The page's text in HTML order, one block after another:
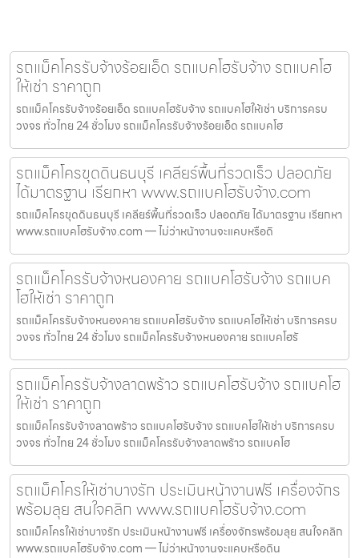
รถแม็คโครรับจ้างร้อยเอ็ด รถแบคโฮรับจ้าง รถแบคโฮ
ให้เช่า ราคาถูก
รถแม็คโครรับจ้างร้อยเอ็ด รถแบคโฮรับจ้าง รถแบคโฮให้เช่า บริการครบ
วงจร ทั่วไทย 24 ชั่วโมง รถแม็คโครรับจ้างร้อยเอ็ด รถแบคโฮ
รถแม็คโครขุดดินธนบุรี เคลียร์พื้นที่รวดเร็ว ปลอดภัย
ได้มาตรฐาน เรียกหา www.รถแบคโฮรับจ้าง.com
รถแม็คโครขุดดินธนบุรี เคลียร์พื้นที่รวดเร็ว ปลอดภัย ได้มาตรฐาน เรียกหา
www.รถแบคโฮรับจ้าง.com — ไม่ว่าหน้างานจะแคบหรือดิ
รถแม็คโครรับจ้างหนองคาย รถแบคโฮรับจ้าง รถแบค
โฮให้เช่า ราคาถูก
รถแม็คโครรับจ้างหนองคาย รถแบคโฮรับจ้าง รถแบคโฮให้เช่า บริการครบ
วงจร ทั่วไทย 24 ชั่วโมง รถแม็คโครรับจ้างหนองคาย รถแบคโฮรั
รถแม็คโครรับจ้างลาดพร้าว รถแบคโฮรับจ้าง รถแบคโฮ
ให้เช่า ราคาถูก
รถแม็คโครรับจ้างลาดพร้าว รถแบคโฮรับจ้าง รถแบคโฮให้เช่า บริการครบ
วงจร ทั่วไทย 24 ชั่วโมง รถแม็คโครรับจ้างลาดพร้าว รถแบคโฮ
รถแม็คโครให้เช่าบางรัก ประเมินหน้างานฟรี เครื่องจักร
พร้อมลุย สนใจคลิก www.รถแบคโฮรับจ้าง.com
รถแม็คโครให้เช่าบางรัก ประเมินหน้างานฟรี เครื่องจักรพร้อมลุย สนใจคลิก
www.รถแบคโฮรับจ้าง.com — ไม่ว่าหน้างานจะแคบหรือดิน